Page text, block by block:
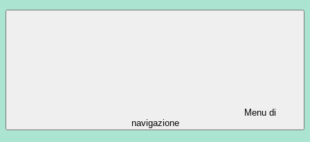
Menu di
navigazione